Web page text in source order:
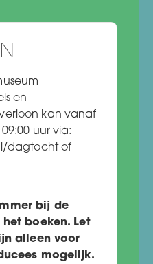
en
kan vanaf
uurvia:
dagtocht of
bij de
boeken. Let
alleen voor
mogelijk.